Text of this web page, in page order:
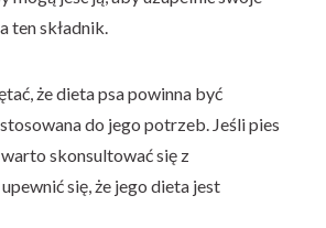
ten składnik.
że dieta psa powinna być
do jego potrzeb. Jeśli pies
skonsultować się z
się, że jego dieta jest